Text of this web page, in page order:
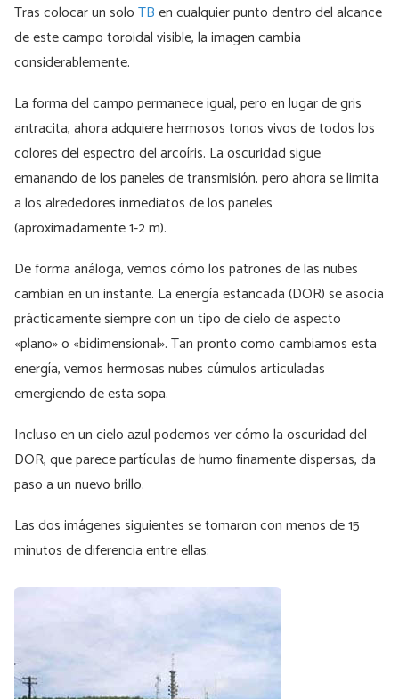
Tras colocar un soloTBen cualquier punto dentro del alcance
de este campo toroidal visible, la imagen cambia
considerablemente.
La forma del campo permanece igual, pero en lugar de gris
antracita, ahora adquiere hermosos tonos vivos de todos los
colores del espectro del arcoíris. La oscuridad sigue
emanando de los paneles de transmisión, pero ahora se limita
a los alrededores inmediatos de los paneles
(aproximadamente 1-2 m).
De forma análoga, vemos cómo los patrones de las nubes
cambian en un instante. La energía estancada (DOR) se asocia
prácticamente siempre con un tipo de cielo de aspecto
«plano» o «bidimensional». Tan pronto como cambiamos esta
energía, vemos hermosas nubes cúmulos articuladas
emergiendo de esta sopa.
Incluso en un cielo azul podemos ver cómo la oscuridad del
DOR, que parece partículas de humo finamente dispersas, da
paso a un nuevo brillo.
Las dos imágenes siguientes se tomaron con menos de 15
minutos de diferencia entre ellas: